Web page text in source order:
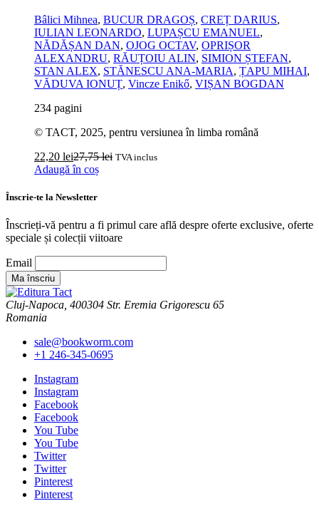
Bâlici Mihnea, BUCUR DRAGOȘ, CREȚ DARIUS,
IULIAN LEONARDO, LUPAȘCU EMANUEL,
NĂDĂȘAN DAN, OJOG OCTAV, OPRIȘOR
ALEXANDRU, RĂUȚOIU ALIN, SIMION ȘTEFAN,
STAN ALEX, STĂNESCU ANA‑MARIA, ȚAPU MIHAI,
VĂDUVA IONUȚ, Vincze Enikő, VIȘAN BOGDAN
234 pagini
© TACT, 2025, pentru versiunea în limba română
22,20 lei27,75lei TVA inclus
Adaugă în coș
Înscrie-te la Newsletter
Înscrieți-vă pentru a fi primul care află despre oferte exclusive, oferte
speciale și colecții viitoare
Email
Cluj-Napoca, 400304 Str. Eremia Grigorescu 65
Romania
sale@bookworm.com
+1 246-345-0695
Instagram
Instagram
Facebook
Facebook
You Tube
You Tube
Twitter
Twitter
Pinterest
Pinterest